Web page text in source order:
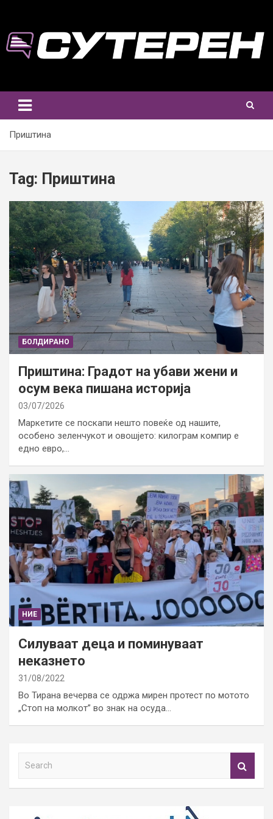
content
Приштина
Tag: Приштина
БОЛДИРАНО
Приштина: Градот на убави жени и
осум века пишана историја
03/07/2026
Маркетите се поскапи нешто повеќе од нашите,
особено зеленчукот и овошјето: килограм компир е
едно евро,…
НИЕ
Силуваат деца и поминуваат
неказнето
31/08/2022
Во Тирана вечерва се одржа мирен протест по мотото
„Стоп на молкот” во знак на осуда…